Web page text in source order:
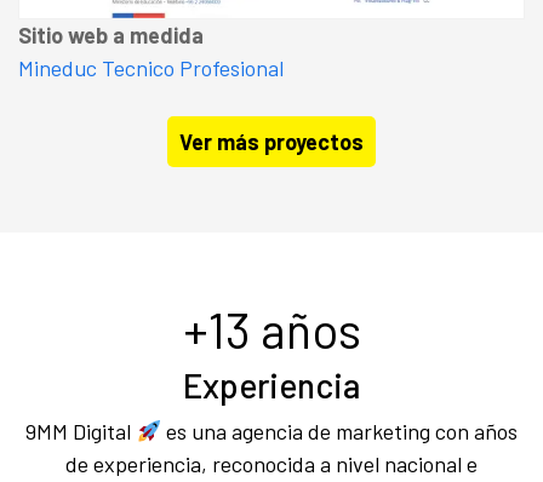
Sitio web a medida
Mineduc Tecnico Profesional
Ver más proyectos
+13 años
Experiencia
9MM Digital
es una agencia de marketing con años
de experiencia, reconocida a nivel nacional e